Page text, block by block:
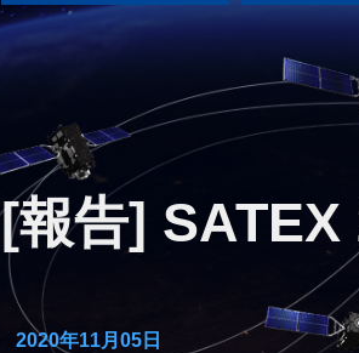
[報告] SATEX
2020年11月05日